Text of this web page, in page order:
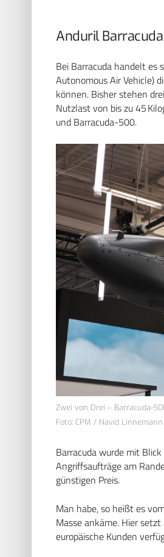
Anduril Barracuda
Bei Barracuda handelt es
Autonomous Air Vehicle)
können. Bisher stehen
Nutzlast von bis zu 45
und Barracuda-500.
Zwei von Drei – Barracuda-
Foto: CPM / Navid Linnemann
Barracuda wurde mit
Angriffsaufträge am
günstigen Preis.
Man habe, so heißt es
Masse ankäme. Hier
europäische Kunden